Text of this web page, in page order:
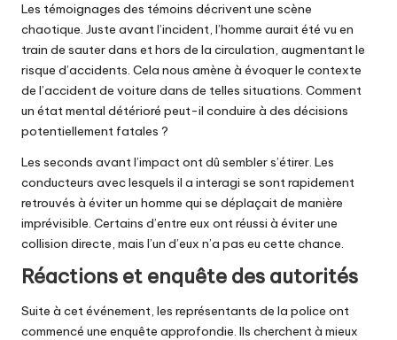
Les témoignages des témoins décrivent une scène
chaotique. Juste avant l’incident, l’homme aurait été vu en
train de sauter dans et hors de la circulation, augmentant le
risque d’accidents. Cela nous amène à évoquer le contexte
de l’accident de voiture dans de telles situations. Comment
un état mental détérioré peut-il conduire à des décisions
potentiellement fatales ?
Les seconds avant l’impact ont dû sembler s’étirer. Les
conducteurs avec lesquels il a interagi se sont rapidement
retrouvés à éviter un homme qui se déplaçait de manière
imprévisible. Certains d’entre eux ont réussi à éviter une
collision directe, mais l’un d’eux n’a pas eu cette chance.
Réactions et enquête des autorités
Suite à cet événement, les représentants de la police ont
commencé une enquête approfondie. Ils cherchent à mieux